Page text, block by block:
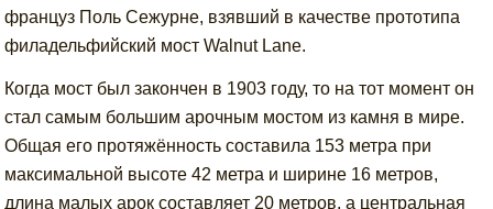
француз Поль Сежурне, взявший в качестве прототипа
филадельфийский мост Walnut Lane.
Когда мост был закончен в 1903 году, то на тот момент он
стал самым большим арочным мостом из камня в мире.
Общая его протяжённость составила 153 метра при
максимальной высоте 42 метра и ширине 16 метров,
длина малых арок составляет 20 метров, а центральная